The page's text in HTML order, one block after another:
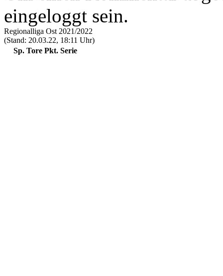
eingeloggt sein.
Regionalliga Ost 2021/2022
(Stand: 20.03.22, 18:11 Uhr)
Sp. Tore Pkt. Serie